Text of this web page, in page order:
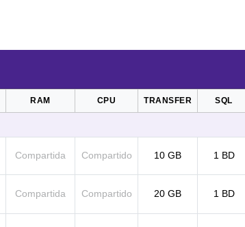
RAM CPU TRANSFER SQL
Compartida Compartido 10 GB 1 BD
Compartida Compartido 20 GB 1 BD